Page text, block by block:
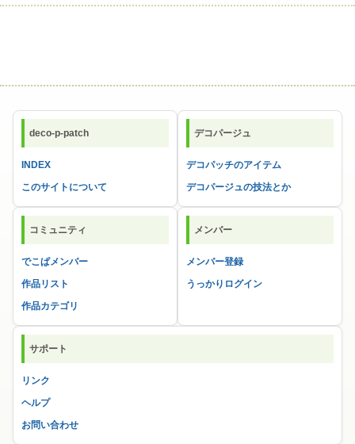
deco-p-patch
INDEX
このサイトについて
デコパージュ
デコパッチのアイテム
デコパージュの技法とか
コミュニティ
でこぱメンバー
作品リスト
作品カテゴリ
メンバー
メンバー登録
うっかりログイン
サポート
リンク
ヘルプ
お問い合わせ